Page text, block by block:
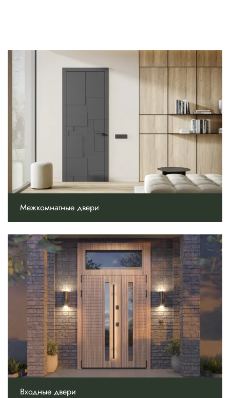
Межкомнатные двери
Входные двери